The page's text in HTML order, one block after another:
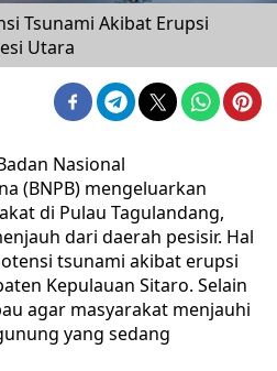
Tsunami Akibat Erupsi
Utara
Nasional
(BNPB) mengeluarkan
di Pulau Tagulandang,
dari daerah pesisir. Hal
tsunami akibat erupsi
Kepulauan Sitaro. Selain
agar masyarakat menjauhi
yang sedang